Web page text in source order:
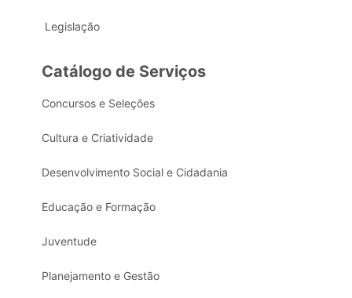
Legislação
Catálogo de Serviços
Concursos e Seleções
Cultura e Criatividade
Desenvolvimento Social e Cidadania
Educação e Formação
Juventude
Planejamento e Gestão